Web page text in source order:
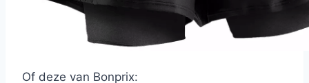
Of deze van Bonprix: